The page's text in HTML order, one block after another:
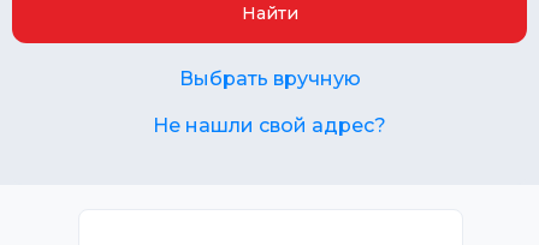
Найти
Выбрать вручную
Не нашли свой адрес?